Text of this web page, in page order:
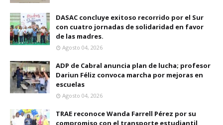
DASAC concluye exitoso recorrido por el Sur
con cuatro jornadas de solidaridad en favor
de las madres.
Agosto 04, 2026
ADP de Cabral anuncia plan de lucha; profesor
Dariun Féliz convoca marcha por mejoras en
escuelas
Agosto 04, 2026
TRAE reconoce Wanda Farrell Pérez por su
compromiso con el transporte estudiantil